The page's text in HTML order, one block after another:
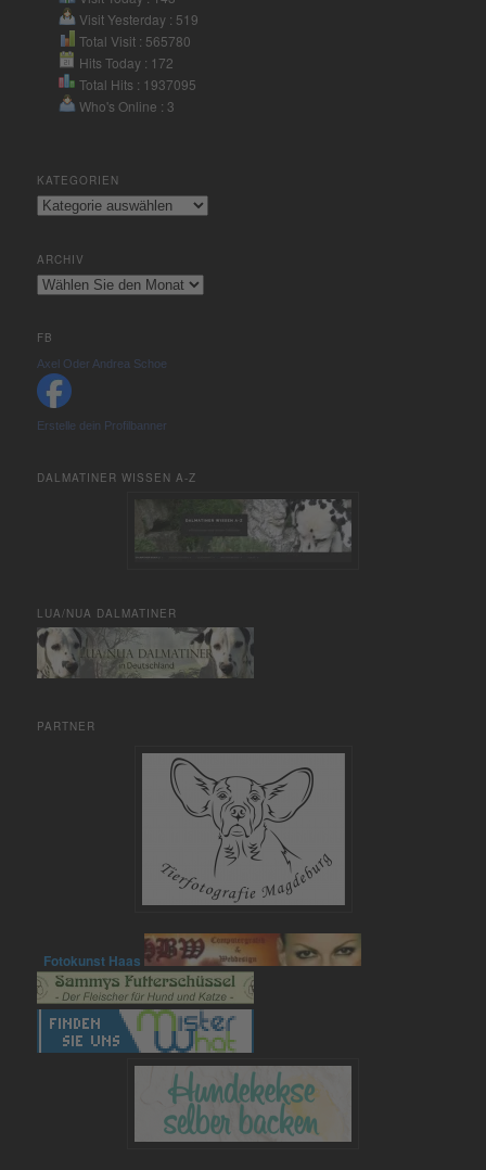
Visit Yesterday : 519
Total Visit : 565780
Hits Today : 172
Total Hits : 1937095
Who's Online : 3
KATEGORIEN
Kategorien
ARCHIV
Archiv
FB
Axel Oder Andrea Schoe
Erstelle dein Profilbanner
DALMATINER WISSEN A-Z
LUA/NUA DALMATINER
PARTNER
Fotokunst Haas